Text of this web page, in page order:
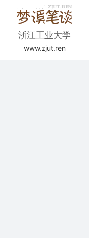
浙江工业大学
www.zjut.ren